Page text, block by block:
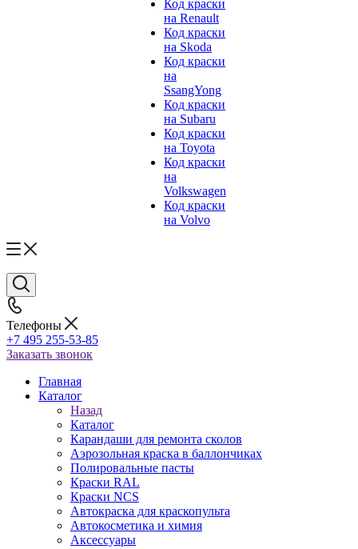
Код краски
на Renault
Код краски
на Skoda
Код краски
на
SsangYong
Код краски
на Subaru
Код краски
на Toyota
Код краски
на
Volkswagen
Код краски
на Volvo
Телефоны
+7 495 255-53-85
Заказать звонок
Главная
Каталог
Назад
Каталог
Карандаши для ремонта сколов
Аэрозольная краска в баллончиках
Полировальные пасты
Краски RAL
Краски NCS
Автокраска для краскопульта
Автокосметика и химия
Аксессуары